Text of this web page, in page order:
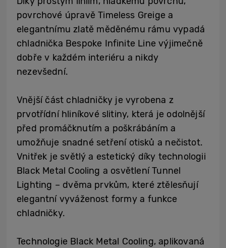
povrchové úpravě Timeless Greige a
elegantnímu zlatě měděnému rámu vypadá
chladnička Bespoke Infinite Line výjimečně
dobře v každém interiéru a nikdy
nezevšední.
Vnější část chladničky je vyrobena z
prvotřídní hliníkové slitiny, která je odolnější
před promáčknutím a poškrábáním a
umožňuje snadné setření otisků a nečistot.
Vnitřek je světlý a estetický díky technologii
Black Metal Cooling a osvětlení Tunnel
Lighting – dvěma prvkům, které ztělesňují
elegantní vyváženost formy a funkce
chladničky.
Technologie Black Metal Cooling, aplikovaná